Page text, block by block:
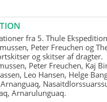
fra 5. Thule
Peter Freuchen og
og skitser af dragter.
Peter Freuchen, Kaj
Leo Hansen, Helge
Arnarulunguaq.